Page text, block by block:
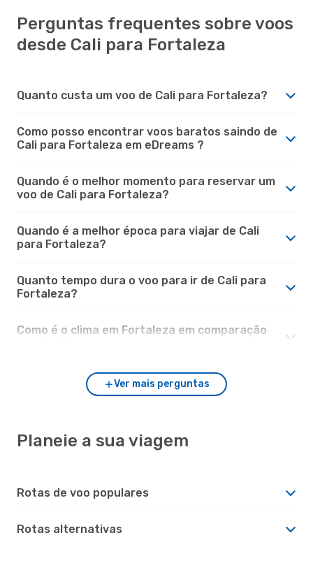
Perguntas frequentes sobre voos
desde Cali para Fortaleza
Quanto custa um voo de Cali para Fortaleza?
Como posso encontrar voos baratos saindo de
Cali para Fortaleza em eDreams ?
Quando é o melhor momento para reservar um
voo de Cali para Fortaleza?
Quando é a melhor época para viajar de Cali
para Fortaleza?
Quanto tempo dura o voo para ir de Cali para
Fortaleza?
Como é o clima em Fortaleza em comparação
Ver mais perguntas
Planeie a sua viagem
Rotas de voo populares
Rotas alternativas